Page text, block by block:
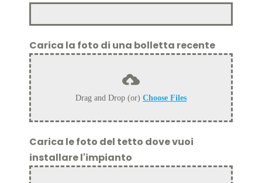
Carica la foto di una bolletta recente
Drag and Drop (or) Choose Files
Carica le foto del tetto dove vuoi
installare l'impianto